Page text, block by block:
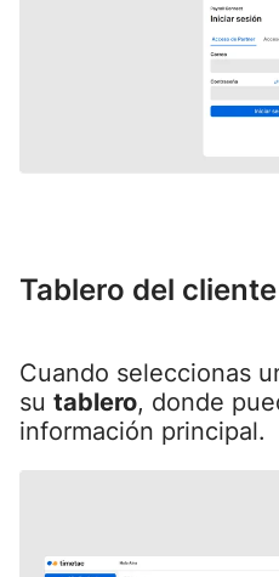
Tablero del cliente
Cuando seleccionas
su tablero, donde
información principal.